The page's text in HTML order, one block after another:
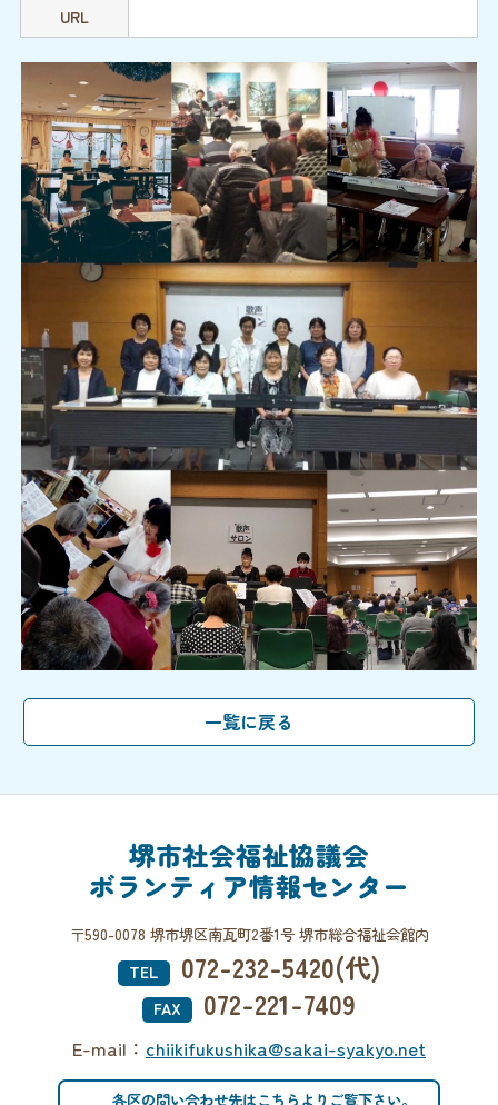
URL
堺市社会福祉協議会
ボランティア情報センター
〒590-0078 堺市堺区南瓦町2番1号 堺市総合福祉会館内
TEL
072-232-5420(代)
FAX 072-221-7409
E-mail： chiikifukushika@sakai-syakyo.net
各区の問い合わせ先はこちらよりご覧下さい。